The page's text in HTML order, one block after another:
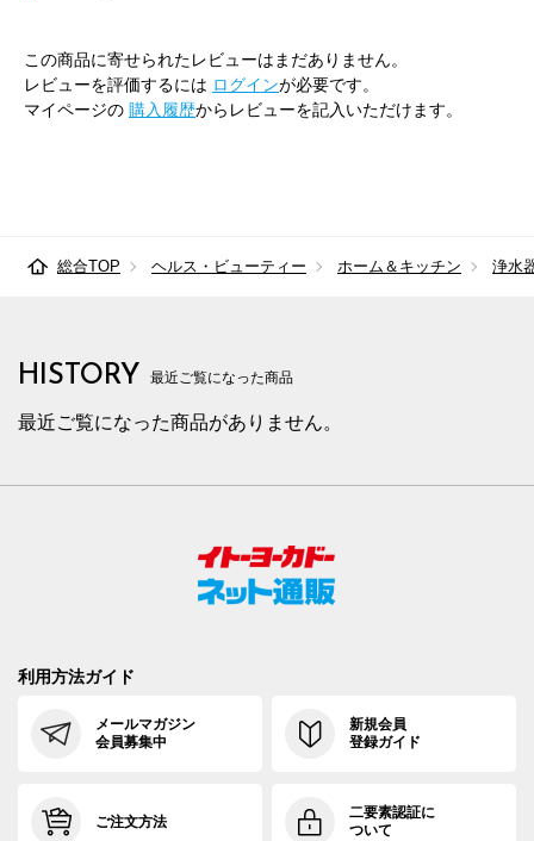
この商品に寄せられたレビューはまだありません。
レビューを評価するには ログインが必要です。
マイページの 購入履歴からレビューを記入いただけます。
総合TOP ヘルス・ビューティー ホーム＆キッチン 浄水
HISTORY 最近ご覧になった商品
最近ご覧になった商品がありません。
利用方法ガイド
メールマガジン
会員募集中
新規会員
登録ガイド
ご注文方法
二要素認証に
ついて